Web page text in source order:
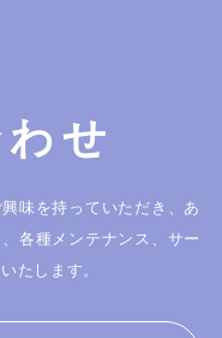
せ
味を持っていただき、あ
各種メンテナンス、サー
たします。